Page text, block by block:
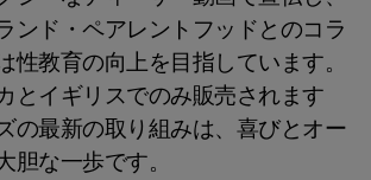
ンド・ペアレントフッドとのコラ
性教育の向上を目指しています。
とイギリスでのみ販売されます
の最新の取り組みは、喜びとオー
胆な一歩です。